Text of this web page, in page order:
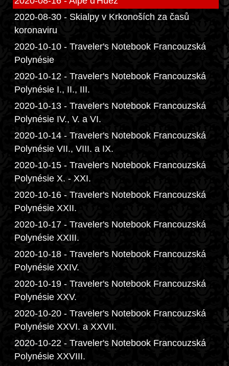
2020-08-30 - Skialpy v Krkonoších za časů
koronaviru
2020-10-10 - Traveler's Notebook Francouzská
Polynésie
2020-10-12 - Traveler's Notebook Francouzská
Polynésie I., II., III.
2020-10-13 - Traveler's Notebook Francouzská
Polynésie IV., V. a VI.
2020-10-14 - Traveler's Notebook Francouzská
Polynésie VII., VIII. a IX.
2020-10-15 - Traveler's Notebook Francouzská
Polynésie X. - XXI.
2020-10-16 - Traveler's Notebook Francouzská
Polynésie XXII.
2020-10-17 - Traveler's Notebook Francouzská
Polynésie XXIII.
2020-10-18 - Traveler's Notebook Francouzská
Polynésie XXIV.
2020-10-19 - Traveler's Notebook Francouzská
Polynésie XXV.
2020-10-20 - Traveler's Notebook Francouzská
Polynésie XXVI. a XXVII.
2020-10-22 - Traveler's Notebook Francouzská
Polynésie XXVIII.